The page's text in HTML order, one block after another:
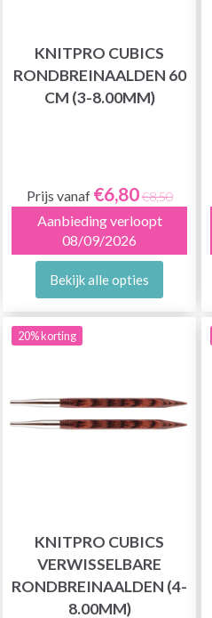
KNITPRO CUBICS
RONDBREINAALDEN 60
CM (3-8.00MM)
Prijs vanaf €6,80€8,50
Aanbieding verloopt
08/09/2026
Bekijk alle opties
20% korting
KNITPRO CUBICS
VERWISSELBARE
RONDBREINAALDEN (4-
8.00MM)